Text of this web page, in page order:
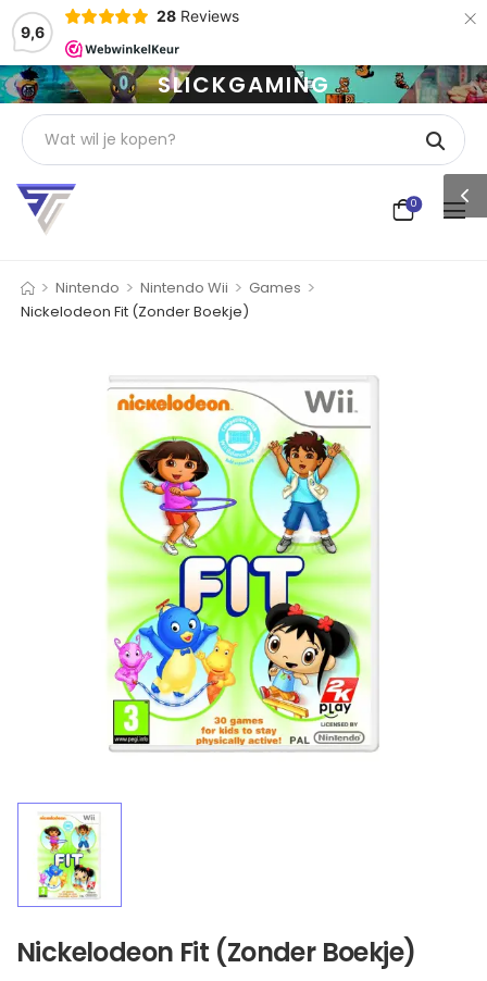
9,6
28 Reviews ×
SLICKGAMING
0
> Nintendo > Nintendo Wii > Games >
Nickelodeon Fit (Zonder Boekje)
Nickelodeon Fit (Zonder Boekje)